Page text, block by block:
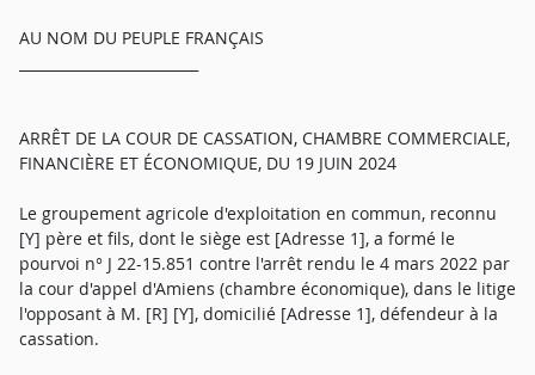
AU NOM DU PEUPLE FRANÇAIS
ARRÊT DE LA COUR DE CASSATION, CHAMBRE COMMERCIALE,
FINANCIÈRE ET ÉCONOMIQUE, DU 19 JUIN 2024
Le groupement agricole d'exploitation en commun, reconnu
[Y] père et fils, dont le siège est [Adresse 1], a formé le
pourvoi n° J 22-15.851 contre l'arrêt rendu le 4 mars 2022 par
la cour d'appel d'Amiens (chambre économique), dans le litige
l'opposant à M. [R] [Y], domicilié [Adresse 1], défendeur à la
cassation.